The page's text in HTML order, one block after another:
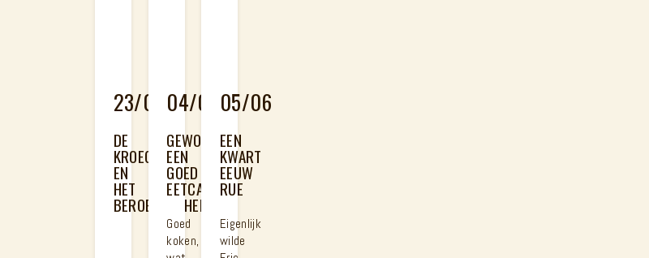
23/02
DE
KROEGBAAS
EN
HET
BEROEPSGEHEIM
04/08
GEWOON
EEN
GOED
EETCAFÉ
Goed
koken,
05/06
EEN
KWART
EEUW
RUE
Eigenlijk
wilde